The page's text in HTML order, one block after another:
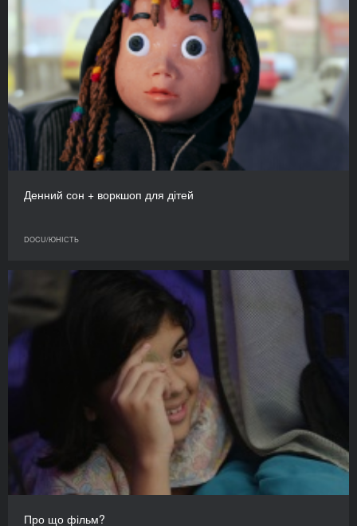
Денний сон + воркшоп для дітей
DOCU/ЮНІСТЬ
Про що фільм?